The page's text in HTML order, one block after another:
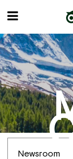
Newsroom